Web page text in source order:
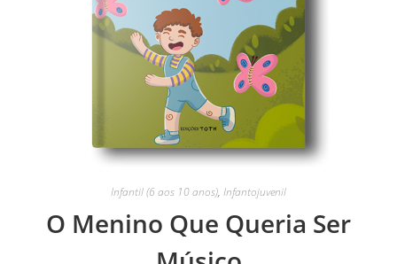
Infantil (6 aos 10 anos), Infantojuvenil
O Menino Que Queria Ser